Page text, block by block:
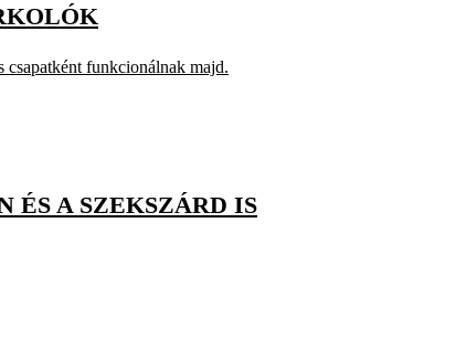
csapatként funkcionálnak majd.
ÉS A SZEKSZÁRD IS